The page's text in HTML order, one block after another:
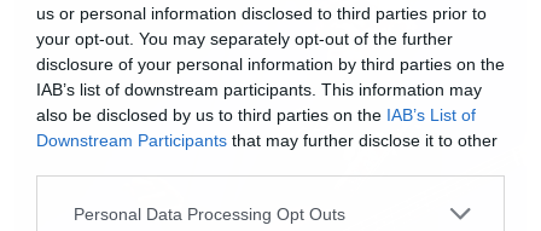
us or personal information disclosed to third parties prior to
your opt-out. You may separately opt-out of the further
disclosure of your personal information by third parties on the
IAB’s list of downstream participants. This information may
also be disclosed by us to third parties on the IAB’s List of
Downstream Participants that may further disclose it to other
Please note that this website/app uses one or more Google
Personal Data Processing Opt Outs